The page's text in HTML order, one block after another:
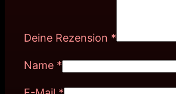
Deine Rezension *
Name *